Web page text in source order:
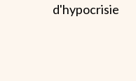
d'hypocrisie